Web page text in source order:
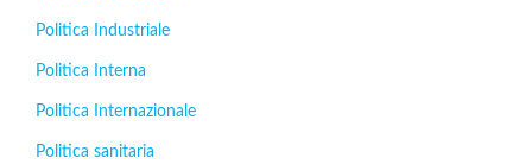
Politica Industriale
Politica Interna
Politica Internazionale
Politica sanitaria